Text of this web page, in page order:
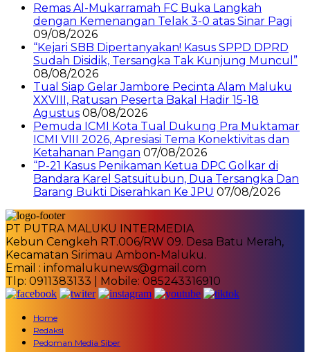
Remas Al-Mukarramah FC Buka Langkah
dengan Kemenangan Telak 3-0 atas Sinar Pagi
09/08/2026
“Kejari SBB Dipertanyakan! Kasus SPPD DPRD
Sudah Disidik, Tersangka Tak Kunjung Muncul”
08/08/2026
Tual Siap Gelar Jambore Pecinta Alam Maluku
XXVIII, Ratusan Peserta Bakal Hadir 15-18
Agustus 08/08/2026
Pemuda ICMI Kota Tual Dukung Pra Muktamar
ICMI VIII 2026, Apresiasi Tema Konektivitas dan
Ketahanan Pangan 07/08/2026
“P-21 Kasus Penikaman Ketua DPC Golkar di
Bandara Karel Satsuitubun, Dua Tersangka Dan
Barang Bukti Diserahkan Ke JPU 07/08/2026
PT PUTRA MALUKU INTERMEDIA
Kebun Cengkeh RT.006/RW 09. Desa Batu Merah,
Kecamatan Sirimau Ambon-Maluku.
Email : infomalukunews@gmail.com
Tlp: 0911383133 | Mobile: 085243316910
Home
Redaksi
Pedoman Media Siber